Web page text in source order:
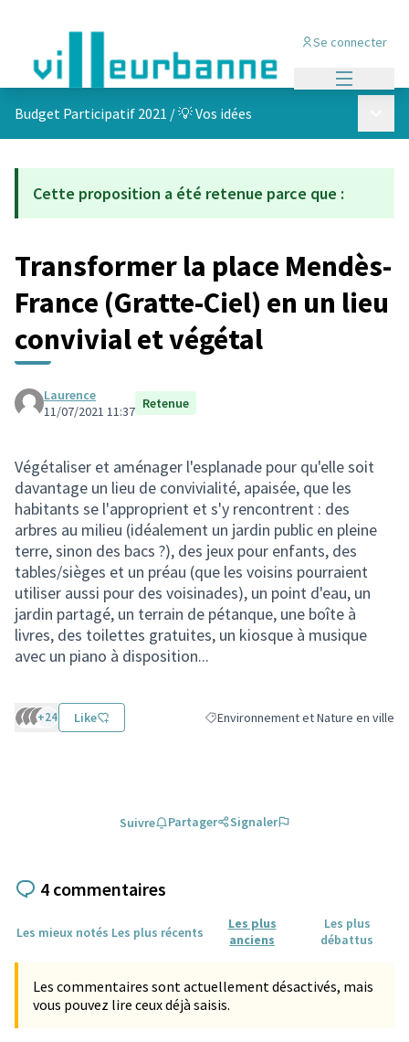
Se connecter
Budget Participatif 2021 /💡 Vos idées
Cette proposition a été retenue parce que :
Transformer la place Mendès-
France (Gratte-Ciel) en un lieu
convivial et végétal
Laurence
11/07/2021 11:37 Retenue
Végétaliser et aménager l'esplanade pour qu'elle soit
davantage un lieu de convivialité, apaisée, que les
habitants se l'approprient et s'y rencontrent : des
arbres au milieu (idéalement un jardin public en pleine
terre, sinon des bacs ?), des jeux pour enfants, des
tables/sièges et un préau (que les voisins pourraient
utiliser aussi pour des voisinades), un point d'eau, un
jardin partagé, un terrain de pétanque, une boîte à
livres, des toilettes gratuites, un kiosque à musique
avec un piano à disposition...
+24 Like Filtrer les résultats de la catégorie :
Environnement et Nature en ville
Suivre Partager Signaler
4 commentaires
Les mieux notés Les plus récents
Les plus
anciens
Les plus
débattus
Les commentaires sont actuellement désactivés, mais
vous pouvez lire ceux déjà saisis.